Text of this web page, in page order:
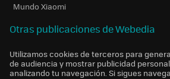
Mundo Xiaomi
Otras publicaciones de Webedia
Utilizamos cookies de terceros para
de audiencia y mostrar publicidad
analizando tu navegación. Si sigues